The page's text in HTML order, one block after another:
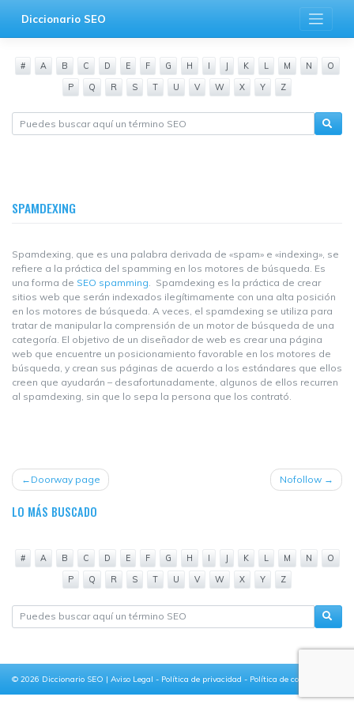
Diccionario SEO
# A B C D E F G H I J K L M N
O
P
Q R S T U V W X Y Z
SPAMDEXING
Spamdexing, que es una palabra derivada de «spam» e «indexing», se
refiere a la práctica del spamming en los motores de búsqueda. Es
una forma de SEO spamming . Spamdexing es la práctica de crear
sitios web que serán indexados ilegítimamente con una alta posición
en los motores de búsqueda. A veces, el spamdexing se utiliza para
tratar de manipular la comprensión de un motor de búsqueda de una
categoría. El objetivo de un diseñador de web es crear una página
web que encuentre un posicionamiento favorable en los motores de
búsqueda, y crean sus páginas de acuerdo a los estándares que ellos
creen que ayudarán – desafortunadamente, algunos de ellos recurren
al spamdexing, sin que lo sepa la persona que los contrató.
NAVEGACIÓN
DE
ENTRADAS
Doorway page Nofollow
LO MÁS BUSCADO
# A B C D E F G H I J K L M N
O
P
Q R S T U V W X Y Z
© 2026 Diccionario SEO | Aviso Legal - Política de privacidad - Política de cookies